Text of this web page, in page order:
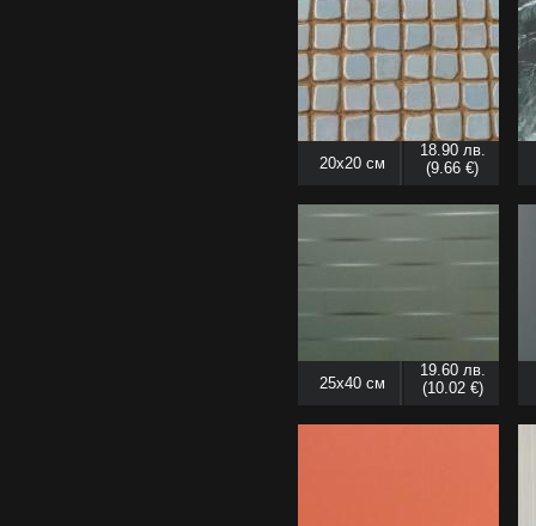
20x20 см
18.90 лв.
(9.66 €)
25x40 см
19.60 лв.
(10.02 €)